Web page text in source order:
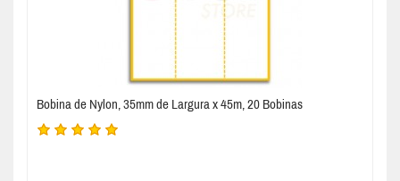
Bobina de Nylon, 35mm de Largura x 45m, 20 Bobinas